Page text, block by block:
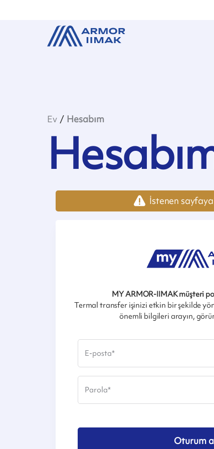
Ev Hesabım
İstenen
MY ARMOR-IIMAK müşteri
Termal transfer işinizi etkin bir şekilde
önemli bilgileri arayın,
E-posta*
Parola*
Oturum